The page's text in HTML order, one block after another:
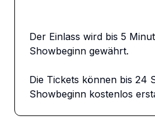
Der Einlass wird bis 5
Showbeginn gewährt.
Die Tickets können bis 24
Showbeginn kostenlos